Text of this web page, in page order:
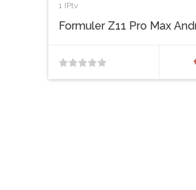
1 IPtv
Formuler Z11 Pro Max